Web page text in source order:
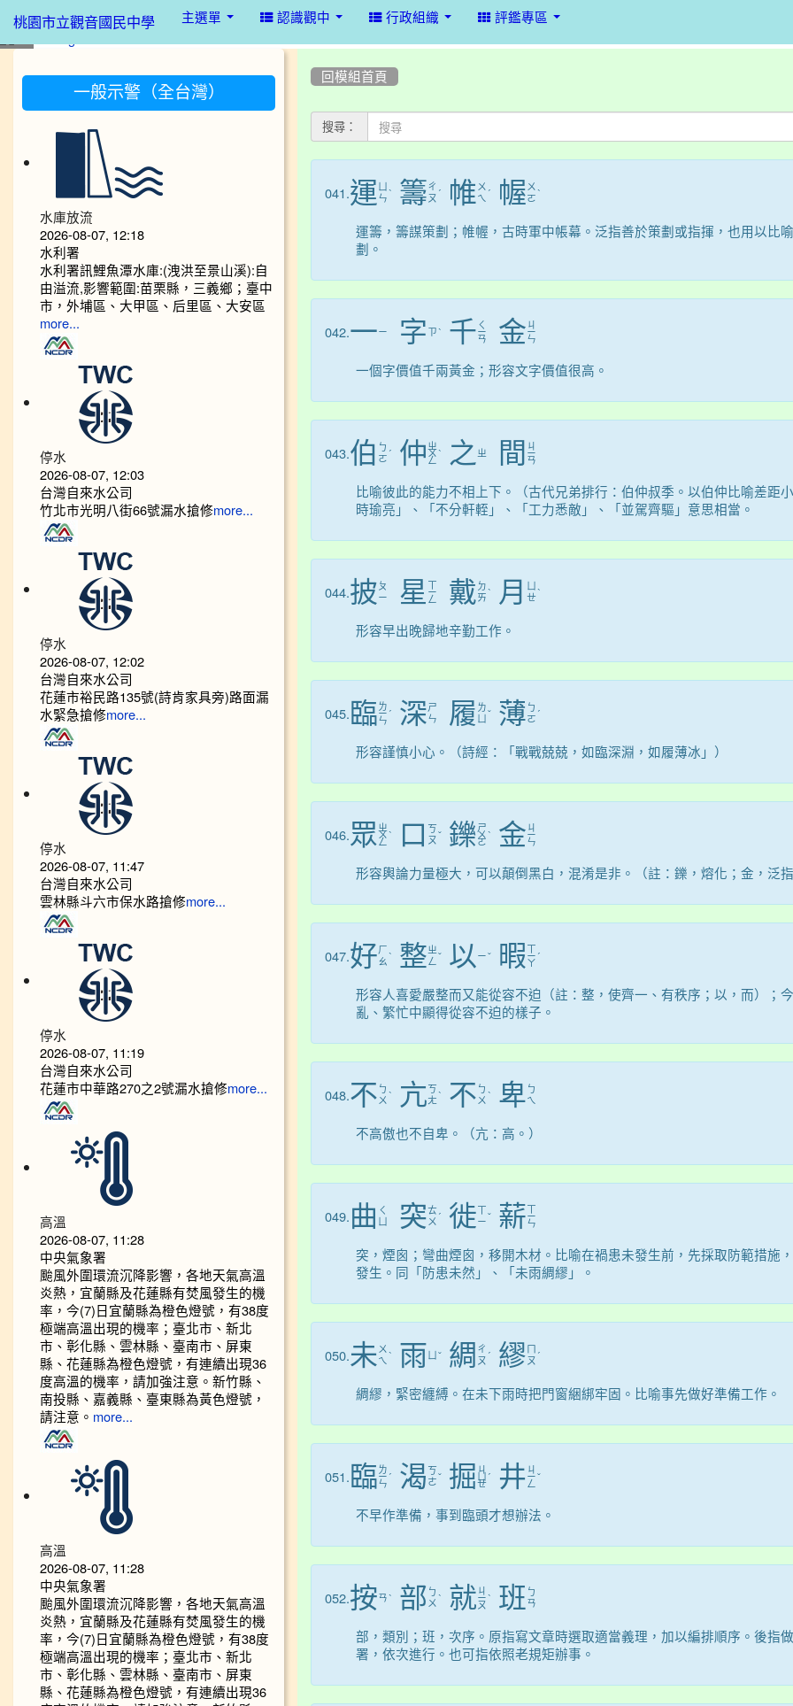
桃園市立觀音國民中學 主選單 認識觀中 行政組織 評鑑專區
回模組首頁
搜尋：
041.運 ㄣˋ 籌ㄔ
ㄡ ˊ 帷 ㄨ
ㄟ ˊ 幄 ㄨ
ㄛˋ
運籌，籌謀策劃；帷幄，古時軍中帳幕。泛指善於策劃或指揮，也用以比
劃。
042.一ㄧ 字 ㄗˋ 千 ㄑ
ㄧ
ㄢ 金 ㄐ
ㄧ
ㄣ
一個字價值千兩黃金；形容文字價值很高。
043.伯 ㄅ
ㄛ ˊ 仲 ㄓ
ㄨ
ㄥ
ˋ 之 ㄓ 間 ㄐ
ㄧ
ㄢ
比喻彼此的能力不相上下。（古代兄弟排行：伯仲叔季。以伯仲比喻差距
時瑜亮」、「不分軒輊」、「工力悉敵」、「並駕齊驅」意思相當。
044.披 ㄆ
ㄧ
星 ㄒ
ㄧ
ㄥ 戴 ㄉ
ㄞˋ 月
ㄝˋ
形容早出晚歸地辛勤工作。
045. 臨ㄌ
ㄧ
ㄣ
ˊ 深ㄕ
ㄣ
履 ㄌ
ˇ 薄 ㄅ
ㄛ ˊ
形容謹慎小心。（詩經：「戰戰兢兢，如臨深淵，如履薄冰」）
046.眾 ㄓ
ㄨ
ㄥ
ˋ 口 ㄎ
ㄡˇ 鑠 ㄕ
ㄨ
ㄛ
ˋ 金 ㄐ
ㄧ
ㄣ
形容輿論力量極大，可以顛倒黑白，混淆是非。（註：鑠，熔化；金，泛
047.好ㄏ
ㄠˋ 整ㄓ
ㄥ ˇ 以 ㄧˇ 暇 ㄒ
ㄧ
ㄚ
ˊ
形容人喜愛嚴整而又能從容不迫（註：整，使齊一、有秩序；以，而）；
亂、繁忙中顯得從容不迫的樣子。
048.不 ㄅ
ㄨ ˋ 亢ㄎ
ㄤˋ 不 ㄅ
ㄨ ˋ 卑 ㄅ
ㄟ
不高傲也不自卑。（亢：高。）
049.曲 ㄑ
突ㄊ
ㄨ ˊ 徙ㄒ
ㄧˇ 薪ㄒ
ㄧ
ㄣ
突，煙囪；彎曲煙囪，移開木材。比喻在禍患未發生前，先採取防範措施
發生。同「防患未然」、「未雨綢繆」。
050.未 ㄨ
ㄟ ˋ 雨 ˇ 綢 ㄔ
ㄡ ˊ 繆 ㄇ
ㄡ ˊ
綢繆，緊密纏縛。在未下雨時把門窗綑綁牢固。比喻事先做好準備工作。
051. 臨ㄌ
ㄧ
ㄣ
ˊ 渴 ㄎ
ㄜˇ 掘 ㄐ
ㄩ
ㄝ
ˊ 井 ㄐ
ㄧ
ㄥ
ˇ
不早作準備，事到臨頭才想辦法。
052.按ㄢˋ 部 ㄅ
ㄨ ˋ 就 ㄐ
ㄧ
ㄡ
ˋ 班 ㄅ
ㄢ
部，類別；班，次序。原指寫文章時選取適當義理，加以編排順序。後指
署，依次進行。也可指依照老規矩辦事。
一般示警（全台灣）
水庫放流
2026-08-07, 12:18
水利署
水利署訊鯉魚潭水庫:(洩洪至景山溪):自
由溢流,影響範圍:苗栗縣，三義鄉；臺中
市，外埔區、大甲區、后里區、大安區
more...
停水
2026-08-07, 12:03
台灣自來水公司
竹北市光明八街66號漏水搶修more...
停水
2026-08-07, 12:02
台灣自來水公司
花蓮市裕民路135號(詩肯家具旁)路面漏
水緊急搶修more...
停水
2026-08-07, 11:47
台灣自來水公司
雲林縣斗六市保水路搶修more...
停水
2026-08-07, 11:19
台灣自來水公司
花蓮市中華路270之2號漏水搶修more...
高溫
2026-08-07, 11:28
中央氣象署
颱風外圍環流沉降影響，各地天氣高溫
炎熱，宜蘭縣及花蓮縣有焚風發生的機
率，今(7)日宜蘭縣為橙色燈號，有38度
極端高溫出現的機率；臺北市、新北
市、彰化縣、雲林縣、臺南市、屏東
縣、花蓮縣為橙色燈號，有連續出現36
度高溫的機率，請加強注意。新竹縣、
南投縣、嘉義縣、臺東縣為黃色燈號，
請注意。 more...
高溫
2026-08-07, 11:28
中央氣象署
颱風外圍環流沉降影響，各地天氣高溫
炎熱，宜蘭縣及花蓮縣有焚風發生的機
率，今(7)日宜蘭縣為橙色燈號，有38度
極端高溫出現的機率；臺北市、新北
市、彰化縣、雲林縣、臺南市、屏東
縣、花蓮縣為橙色燈號，有連續出現36